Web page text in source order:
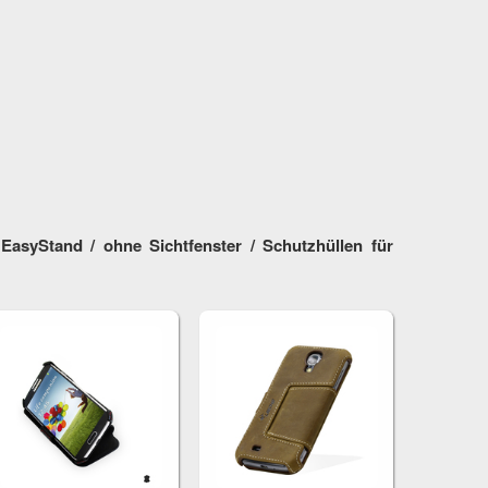
/ ohne Sichtfenster / Schutzhüllen für